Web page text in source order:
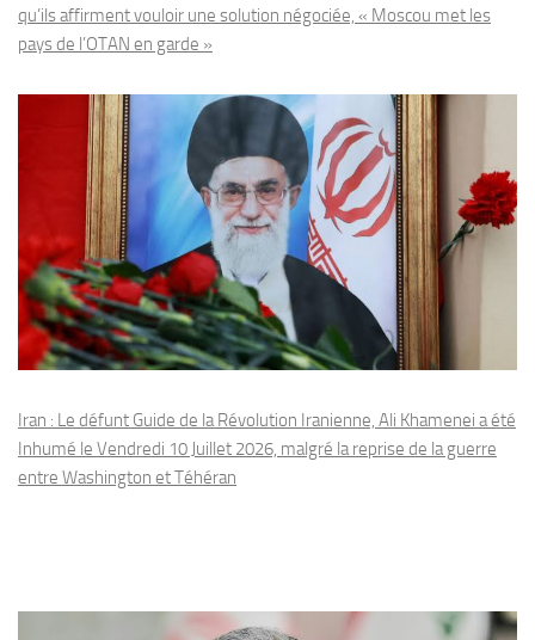
qu’ils affirment vouloir une solution négociée, « Moscou met les
pays de l’OTAN en garde »
Iran : Le défunt Guide de la Révolution Iranienne, Ali Khamenei a été
Inhumé le Vendredi 10 Juillet 2026, malgré la reprise de la guerre
entre Washington et Téhéran